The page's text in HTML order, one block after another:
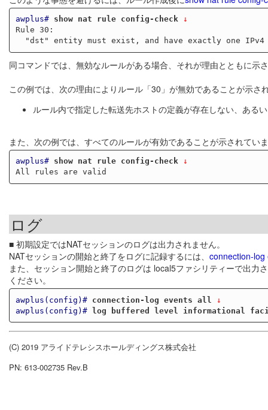
awplus# show nat rule config-check ↓
Rule 30:
同コマンドでは、無効なルールがある場合、それが理由とともに示
この例では、次の理由によりルール「30」が無効であることが示さ
ルール内で指定した転送先ホストの定義が存在しない、ある
また、次の例では、すべてのルールが有効であることが示されてい
awplus# show nat rule config-check ↓
ログ
■ 初期設定ではNATセッションのログは出力されません。
NATセッションの開始と終了をログに記録するには、 connection-log
また、セッション開始と終了のログは local5ファシリティーで出力
ください。
awplus(config)# connection-log events all
↓
awplus(config)# log buffered level informational
(C) 2019 アライドテレシスホールディングス株式会社
PN: 613-002735 Rev.B